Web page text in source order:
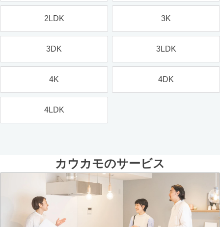
2LDK 3K
3DK 3LDK
4K 4DK
4LDK
カウカモのサービス